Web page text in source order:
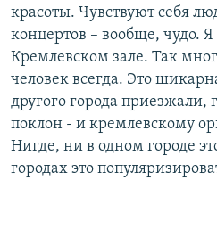
красоты. Чувствуют себя
концертов – вообще, чудо. Я
Кремлевском зале. Так
человек всегда. Это
другого города приезжали,
поклон - и кремлевскому
Нигде, ни в одном городе
городах это